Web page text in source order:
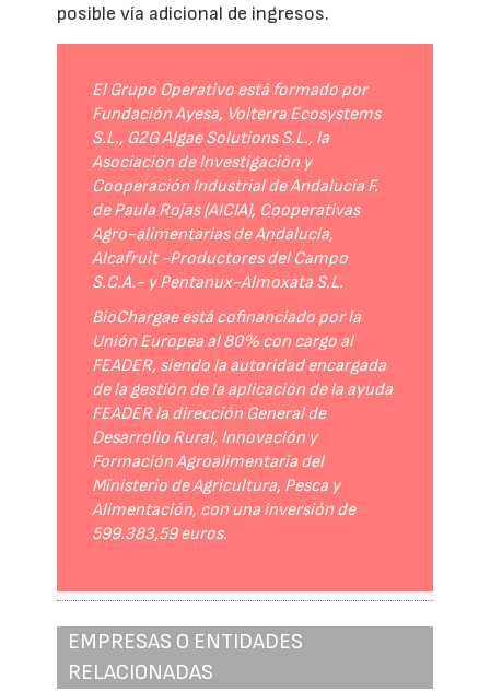
posible vía adicional de ingresos.
El Grupo Operativo está formado por
Fundación Ayesa, Volterra Ecosystems
S.L., G2G Algae Solutions S.L., la
Asociación de Investigación y
Cooperación Industrial de Andalucía F.
de Paula Rojas (AICIA), Cooperativas
Agro-alimentarias de Andalucía,
Alcafruit -Productores del Campo
S.C.A.- y Pentanux-Almoxata S.L.
BioChargae está cofinanciado por la
Unión Europea al 80% con cargo al
FEADER, siendo la autoridad encargada
de la gestión de la aplicación de la ayuda
FEADER la dirección General de
Desarrollo Rural, Innovación y
Formación Agroalimentaria del
Ministerio de Agricultura, Pesca y
Alimentación, con una inversión de
599.383,59 euros.
EMPRESAS O ENTIDADES
RELACIONADAS